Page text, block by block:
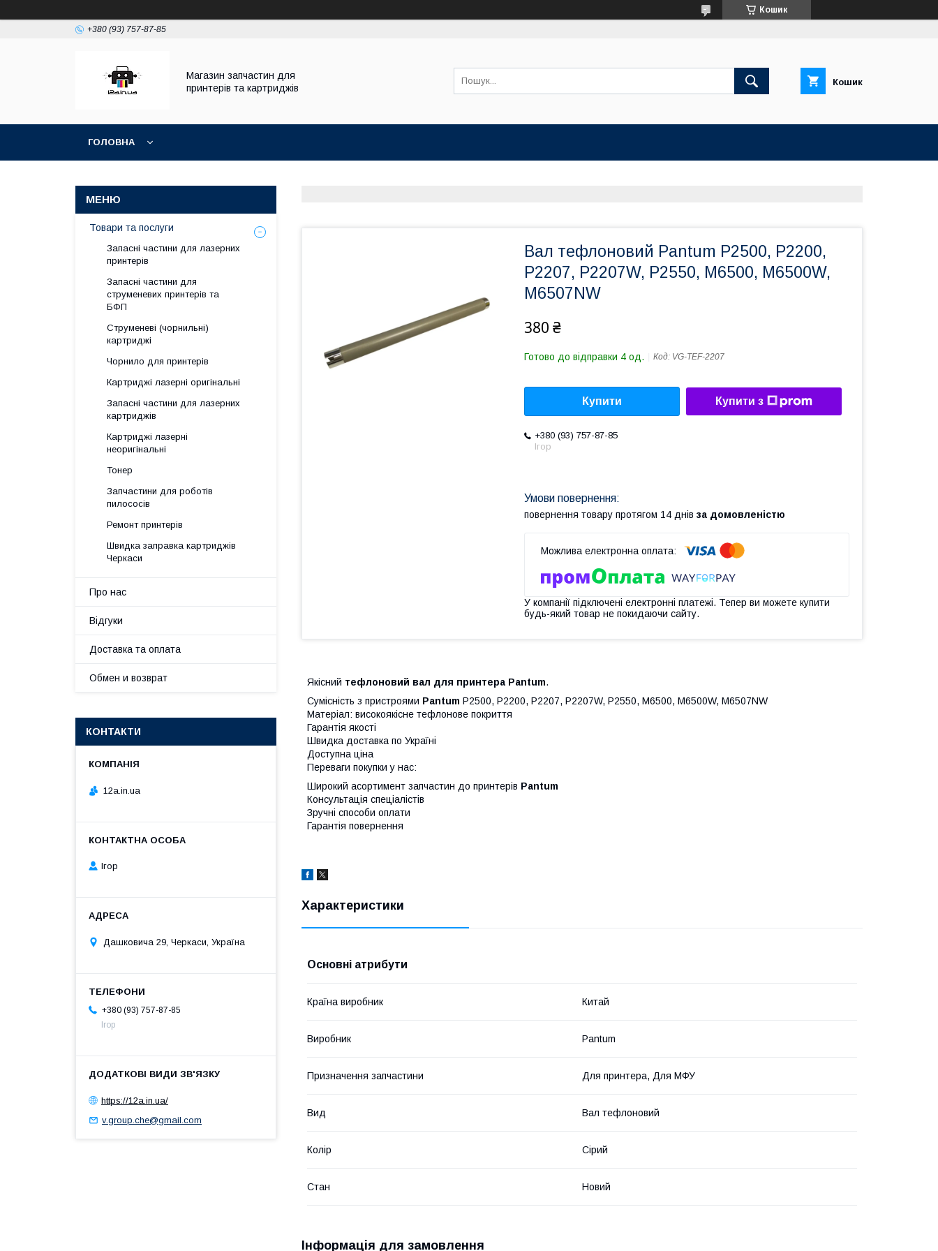
Кошик
+380 (93) 757-87-85
Магазин запчастин для
принтерів та картриджів
Кошик
ГОЛОВНА
Вал тефлоновий Pantum P2500, P2200,
P2207, P2207W, P2550, M6500, M6500W,
M6507NW
380 ₴
Готово до відправки 4 од. Код: VG-TEF-2207
Купити Купити з
+380 (93) 757-87-85
Ігор
повернення товару протягом 14 днів за домовленістю
У компанії підключені електронні платежі. Тепер ви можете купити
будь-який товар не покидаючи сайту.
Якісний тефлоновий вал для принтера Pantum.
Сумісність з пристроями Pantum P2500, P2200, P2207, P2207W, P2550, M6500, M6500W, M6507NW
Матеріал: високоякісне тефлонове покриття
Гарантія якості
Швидка доставка по Україні
Доступна ціна
Переваги покупки у нас:
Широкий асортимент запчастин до принтерів Pantum
Консультація спеціалістів
Зручні способи оплати
Гарантія повернення
Характеристики
Основні атрибути
Країна виробник Китай
Виробник Pantum
Призначення запчастини Для принтера, Для МФУ
Вид Вал тефлоновий
Колір Сірий
Стан Новий
Інформація для замовлення
Товари та послуги
Запасні частини для лазерних
принтерів
Запасні частини для
струменевих принтерів та
БФП
Струменеві (чорнильні)
картриджі
Чорнило для принтерів
Картриджі лазерні оригінальні
Запасні частини для лазерних
картриджів
Картриджі лазерні
неоригінальні
Тонер
Запчастини для роботів
пилососів
Ремонт принтерів
Швидка заправка картриджів
Черкаси
Про нас
Відгуки
Доставка та оплата
Обмен и возврат
КОНТАКТИ
12a.in.ua
Ігор
Дашковича 29, Черкаси, Україна
+380 (93) 757-87-85
Ігор
https://12a.in.ua/
v.group.che@gmail.com